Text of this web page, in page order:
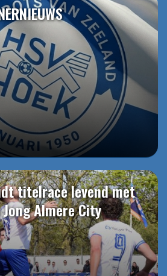
titelrace levend met
Almere City